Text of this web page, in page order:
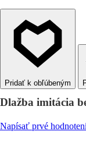
Dlažba imitácia
Napísať prvé